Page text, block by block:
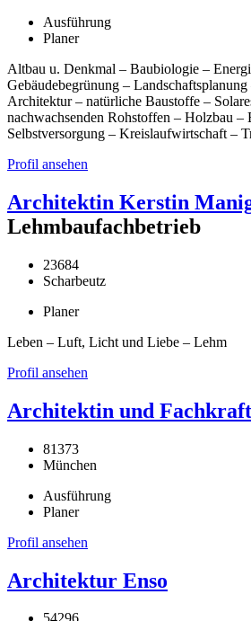
Ausführung
Planer
Altbau u. Denkmal – Baubiologie –
Gebäudebegrünung –
Architektur – natürliche Baustoffe –
nachwachsenden Rohstoffen – Holzbau –
Selbstversorgung – Kreislaufwirtschaft –
Profil ansehen
Architektin Kerstin
Lehmbaufachbetrieb
23684
Scharbeutz
Planer
Leben – Luft, Licht und Liebe – Lehm
Profil ansehen
Architektin und
81373
München
Ausführung
Planer
Profil ansehen
Architektur Enso